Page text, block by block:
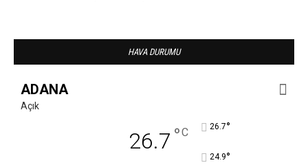
HAVA DURUMU
ADANA
Açık
26.7 °C 26.7°
24.9°